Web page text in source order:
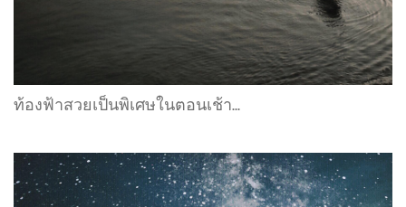
ท้องฟ้าสวยเป็นพิเศษในตอนเช้า...